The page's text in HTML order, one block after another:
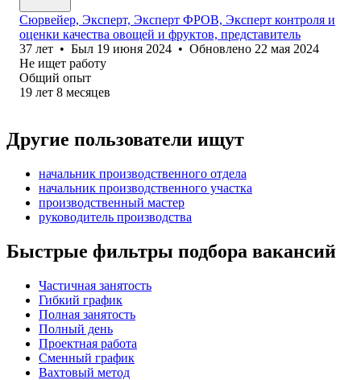
Сюрвейер, Эксперт, Эксперт ФРОВ, Эксперт контроля и
оценки качества овощей и фруктов, представитель
37 лет • Был 19 июня 2024 • Обновлено 22 мая 2024
Не ищет работу
Общий опыт
19 лет 8 месяцев
Другие пользователи ищут
начальник производственного отдела
начальник производственного участка
производственный мастер
руководитель производства
Быстрые фильтры подбора вакансий
Частичная занятость
Гибкий график
Полная занятость
Полный день
Проектная работа
Сменный график
Вахтовый метод